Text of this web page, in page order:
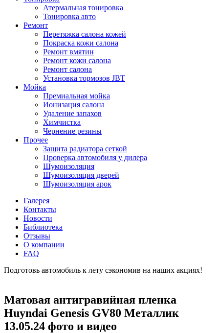
Атермальная тонировка
Тонировка авто
Ремонт
Перетяжка салона кожей
Покраска кожи салона
Ремонт вмятин
Ремонт кожи салона
Ремонт салона
Установка тормозов JBT
Мойка
Премиальная мойка
Ионизация салона
Удаление запахов
Химчистка
Чернение резины
Прочее
Защита радиатора сеткой
Проверка автомобиля у дилера
Шумоизоляция
Шумоизоляция дверей
Шумоизоляция арок
Галерея
Контакты
Новости
Библиотека
Отзывы
О компании
FAQ
Подготовь автомобиль к лету сэкономив на наших акциях!
Матовая антигравийная пленка
Huyndai Genesis GV80 Металлик
13.05.24 фото и видео